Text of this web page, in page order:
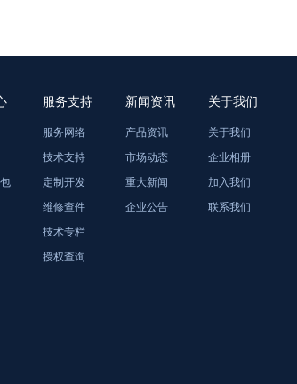
服务支持
服务网络
技术支持
定制开发
维修查件
技术专栏
授权查询
新闻资讯
产品资讯
市场动态
重大新闻
企业公告
关于我们
关于我们
企业相册
加入我们
联系我们